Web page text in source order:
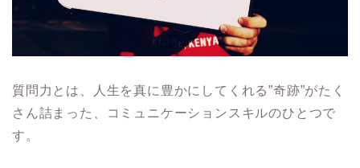
質問力とは、人生を真に豊かにしてくれる”奇跡”がたく
さん詰まった、コミュニケーションスキルのひとつで
す。